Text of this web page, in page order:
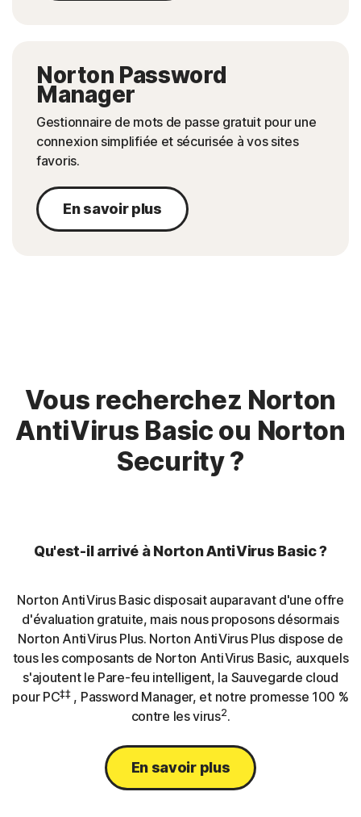
Norton Password
Manager
Gestionnaire de mots de passe gratuit pour une
connexion simplifiée et sécurisée à vos sites
favoris.
En savoir plus
Vous recherchez Norton
AntiVirus Basic ou Norton
Security ?
Qu'est-il arrivé à Norton AntiVirus Basic ?
Norton AntiVirus Basic disposait auparavant d'une offre
d'évaluation gratuite, mais nous proposons désormais
Norton AntiVirus Plus. Norton AntiVirus Plus dispose de
tous les composants de Norton AntiVirus Basic, auxquels
s'ajoutent le Pare-feu intelligent, la Sauvegarde cloud
pour PC‡‡, Password Manager, et notre promesse 100 %
contre les virus2.
En savoir plus